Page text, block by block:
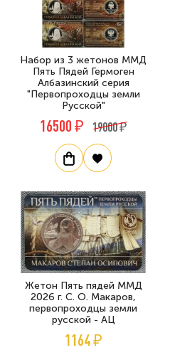
Нaбор из 3 жетонов ММД
Пять Пядей Гермоген
Албазинский серия
"Пеpвопpоходцы земли
Руccкoй"
16500 ₽ 19000 ₽
Жетон Пять пядей ММД
2026 г. С. О. Макаров,
первопроходцы земли
русской - АЦ
1164 ₽